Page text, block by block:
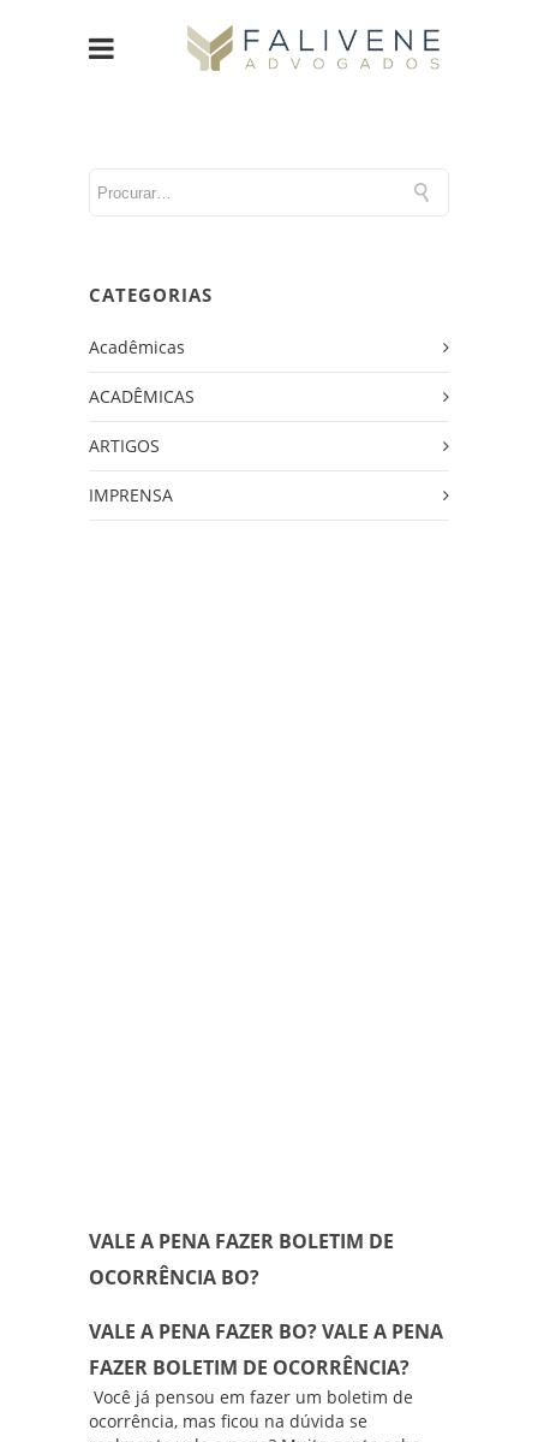
CATEGORIAS
Acadêmicas
ACADÊMICAS
ARTIGOS
IMPRENSA
VALE A PENA FAZER BOLETIM DE
OCORRÊNCIA BO?
VALE A PENA FAZER BO? VALE A PENA
FAZER BOLETIM DE OCORRÊNCIA?
Você já pensou em fazer um boletim de
ocorrência, mas ficou na dúvida se